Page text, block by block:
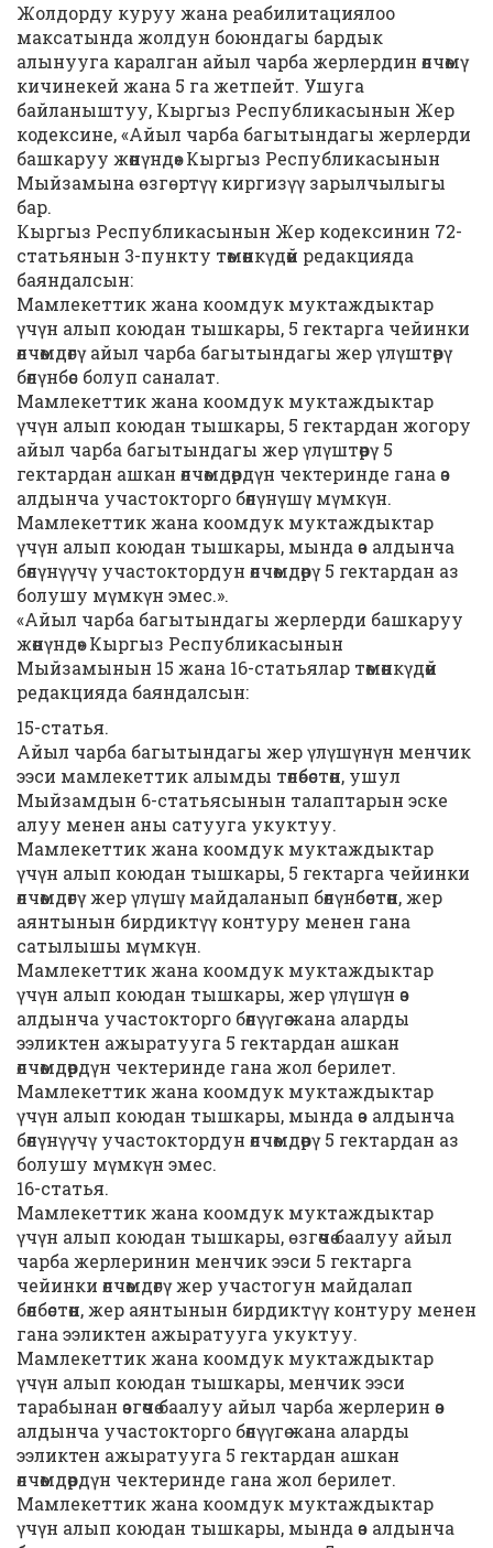
Жолдорду куруу жана реабилитациялоо
максатында жолдун боюндагы бардык
алынууга каралган айыл чарба жерлердин өлчөмү
кичинекей жана 5 га жетпейт. Ушуга
байланыштуу, Кыргыз Республикасынын Жер
кодексине, «Айыл чарба багытындагы жерлерди
башкаруу жөнүндө» Кыргыз Республикасынын
Мыйзамына ѳзгѳртүү киргизүү зарылчылыгы
бар.
Кыргыз Республикасынын Жер кодексинин 72-
статьянын 3-пункту төмөнкүдөй редакцияда
баяндалсын:
Мамлекеттик жана коомдук муктаждыктар
үчүн алып коюдан тышкары, 5 гектарга чейинки
өлчөмдөгү айыл чарба багытындагы жер үлүштөрү
бөлүнбөс болуп саналат.
Мамлекеттик жана коомдук муктаждыктар
үчүн алып коюдан тышкары, 5 гектардан жогору
айыл чарба багытындагы жер үлүштөрү 5
гектардан ашкан өлчөмдөрдүн чектеринде гана өз
алдынча участокторго бөлүнүшү мүмкүн.
Мамлекеттик жана коомдук муктаждыктар
үчүн алып коюдан тышкары, мында өз алдынча
бөлүнүүчү участоктордун өлчөмдөрү 5 гектардан аз
болушу мүмкүн эмес.».
«Айыл чарба багытындагы жерлерди башкаруу
жөнүндө» Кыргыз Республикасынын
Мыйзамынын 15 жана 16-статьялар төмөнкүдөй
редакцияда баяндалсын:
15-статья.
Айыл чарба багытындагы жер үлүшүнүн менчик
ээси мамлекеттик алымды төлөбөстөн, ушул
Мыйзамдын 6-статьясынын талаптарын эске
алуу менен аны сатууга укуктуу.
Мамлекеттик жана коомдук муктаждыктар
үчүн алып коюдан тышкары, 5 гектарга чейинки
өлчөмдөгү жер үлүшү майдаланып бөлүнбөстөн, жер
аянтынын бирдиктүү контуру менен гана
сатылышы мүмкүн.
Мамлекеттик жана коомдук муктаждыктар
үчүн алып коюдан тышкары, жер үлүшүн өз
алдынча участокторго бөлүүгө жана аларды
ээликтен ажыратууга 5 гектардан ашкан
өлчөмдөрдүн чектеринде гана жол берилет.
Мамлекеттик жана коомдук муктаждыктар
үчүн алып коюдан тышкары, мында өз алдынча
бөлүнүүчү участоктордун өлчөмдөрү 5 гектардан аз
болушу мүмкүн эмес.
16-статья.
Мамлекеттик жана коомдук муктаждыктар
үчүн алып коюдан тышкары, ѳзгөчө баалуу айыл
чарба жерлеринин менчик ээси 5 гектарга
чейинки өлчөмдөгү жер участогун майдалап
бөлбөстөн, жер аянтынын бирдиктүү контуру менен
гана ээликтен ажыратууга укуктуу.
Мамлекеттик жана коомдук муктаждыктар
үчүн алып коюдан тышкары, менчик ээси
тарабынан өзгөчө баалуу айыл чарба жерлерин өз
алдынча участокторго бөлүүгө жана аларды
ээликтен ажыратууга 5 гектардан ашкан
өлчөмдөрдүн чектеринде гана жол берилет.
Мамлекеттик жана коомдук муктаждыктар
үчүн алып коюдан тышкары, мында өз алдынча